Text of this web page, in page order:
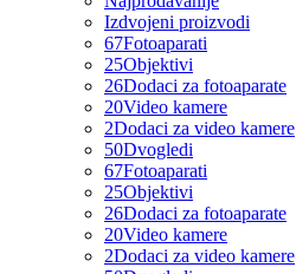
Izdvojeni proizvodi
67Fotoaparati
25Objektivi
26Dodaci za fotoaparate
20Video kamere
2Dodaci za video kamere
50Dvogledi
67Fotoaparati
25Objektivi
26Dodaci za fotoaparate
20Video kamere
2Dodaci za video kamere